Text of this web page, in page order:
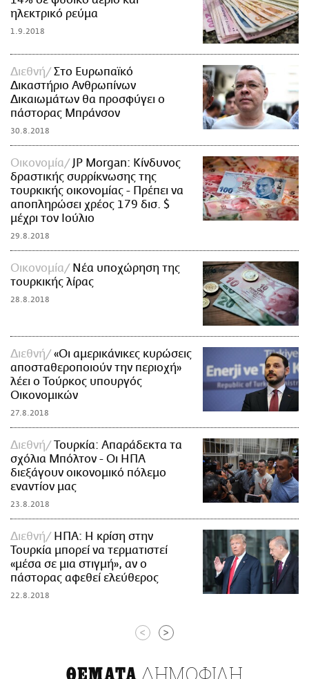
ηλεκτρικό ρεύμα
1.9.2018
Διεθνή
Στο Ευρωπαϊκό
Δικαστήριο Ανθρωπίνων
Δικαιωμάτων θα προσφύγει ο
πάστορας Μπράνσον
30.8.2018
Οικονομία
JP Morgan: Κίνδυνος
δραστικής συρρίκνωσης της
τουρκικής οικονομίας - Πρέπει να
αποπληρώσει χρέος 179 δισ. $
μέχρι τον Ιούλιο
29.8.2018
Οικονομία
Νέα υποχώρηση της
τουρκικής λίρας
28.8.2018
Διεθνή
«Οι αμερικάνικες κυρώσεις
αποσταθεροποιούν την περιοχή»
λέει ο Τούρκος υπουργός
Οικονομικών
27.8.2018
Διεθνή
Τουρκία: Απαράδεκτα τα
σχόλια Μπόλτον - Οι ΗΠΑ
διεξάγουν οικονομικό πόλεμο
εναντίον μας
23.8.2018
Διεθνή
ΗΠΑ: Η κρίση στην
Τουρκία μπορεί να τερματιστεί
«μέσα σε μια στιγμή», αν ο
πάστορας αφεθεί ελεύθερος
22.8.2018
< >
ΔΗΜΟΦΙΛΗ